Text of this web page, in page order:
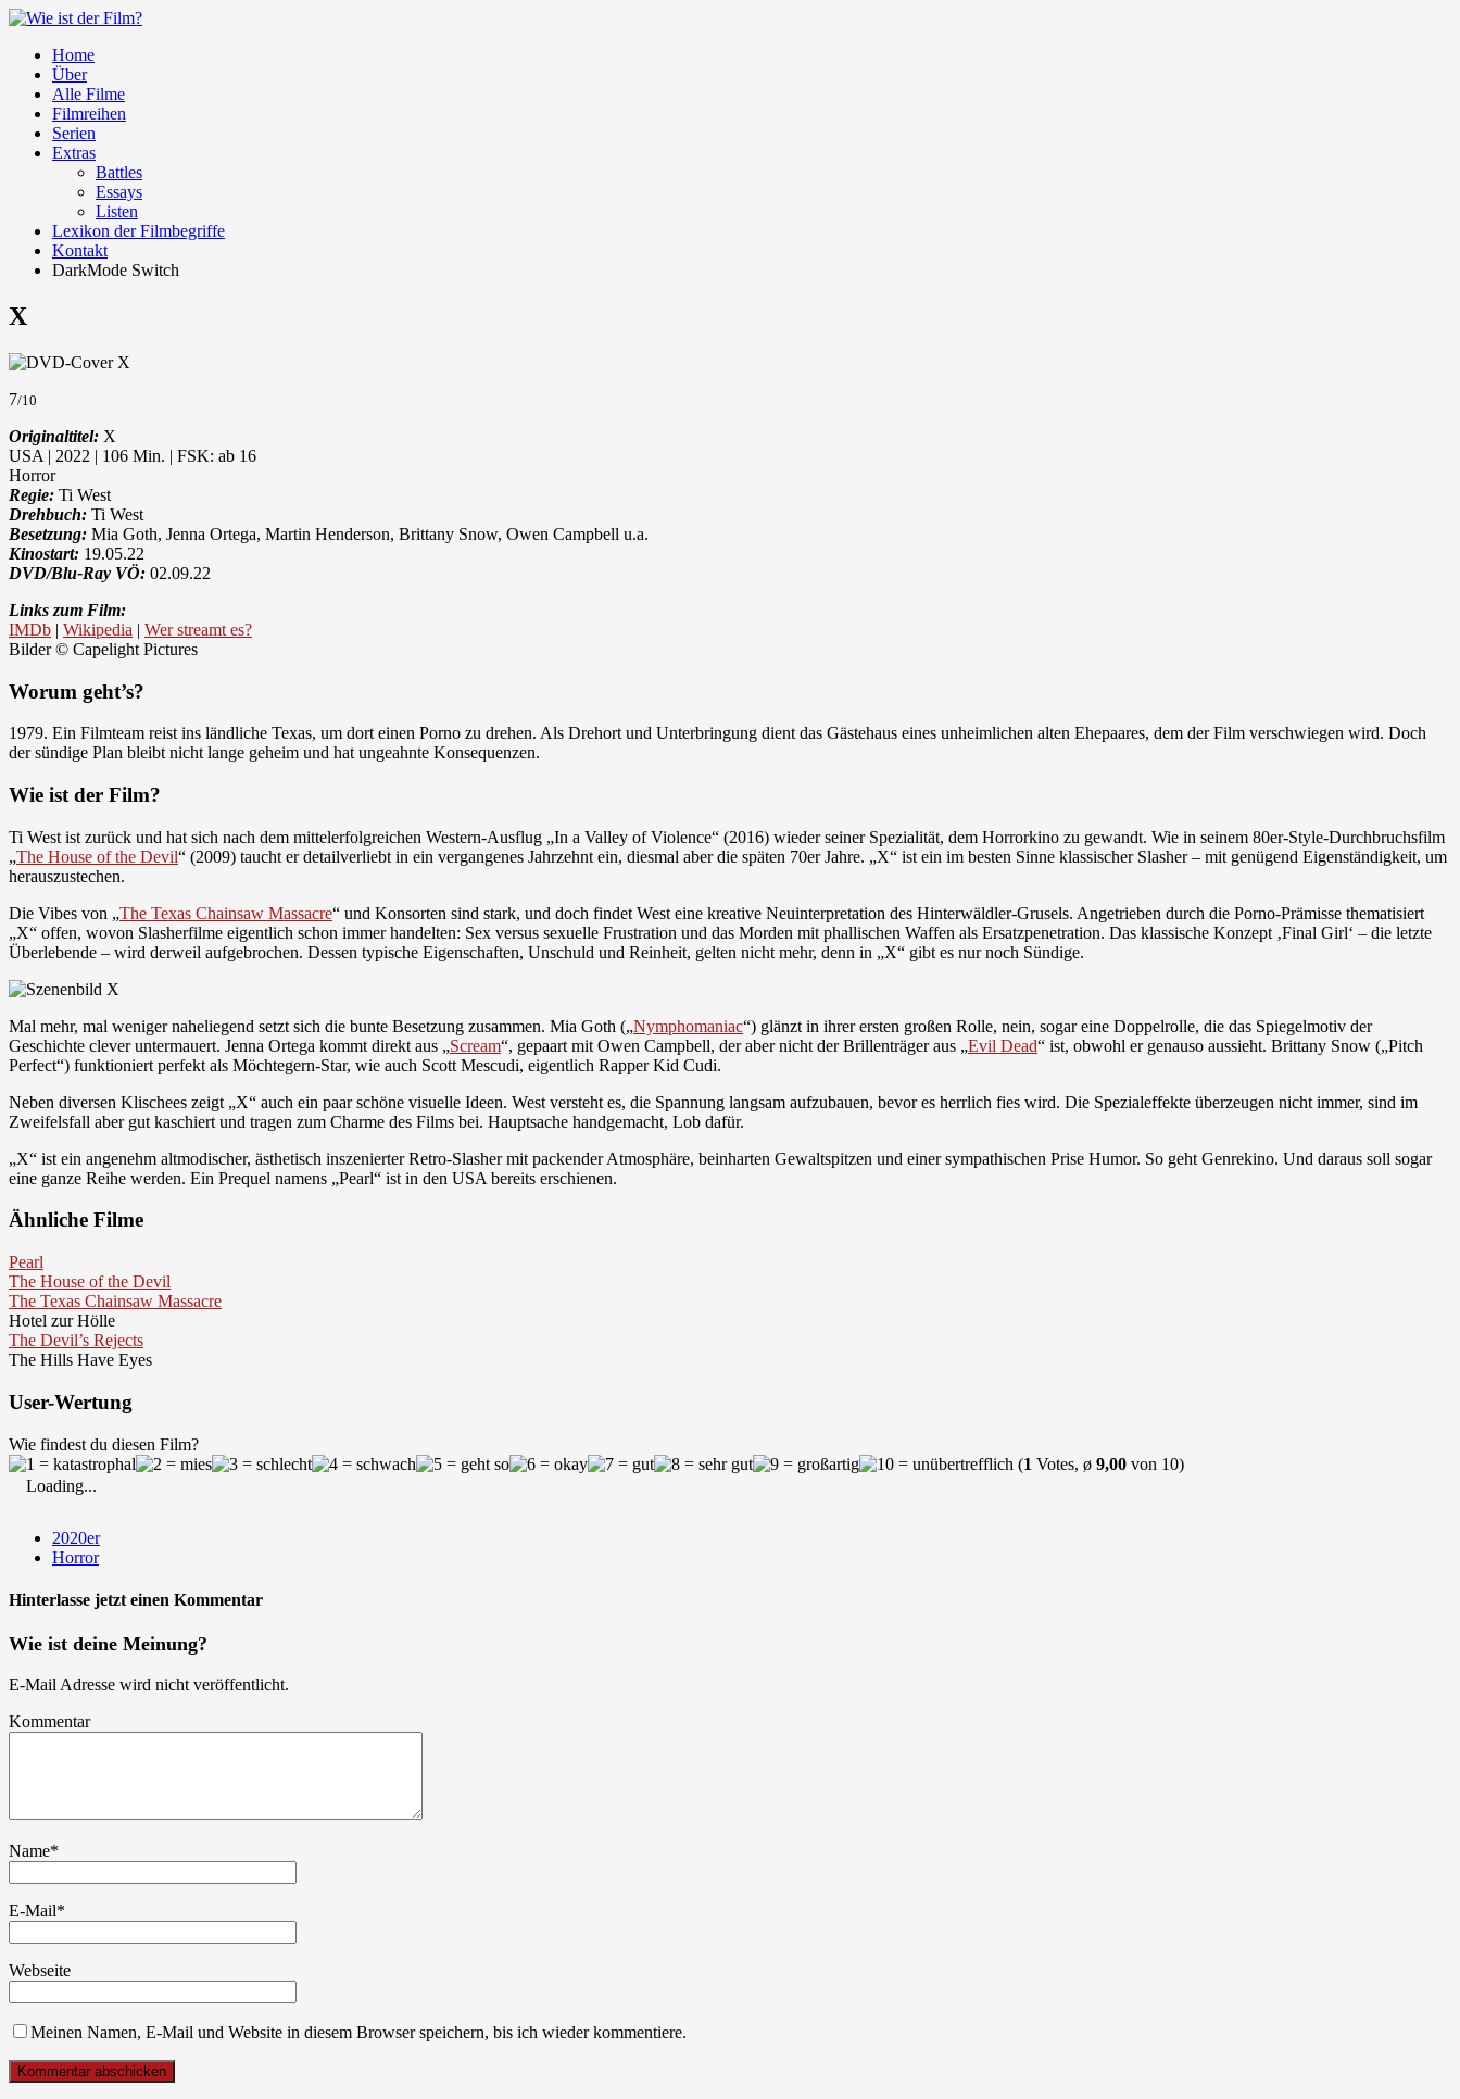
Home
Über
Alle Filme
Filmreihen
Serien
Extras
Battles
Essays
Listen
Lexikon der Filmbegriffe
Kontakt
DarkMode Switch
X
7/10
Originaltitel: X
USA | 2022 | 106 Min. | FSK: ab 16
Horror
Regie: Ti West
Drehbuch: Ti West
Besetzung: Mia Goth, Jenna Ortega, Martin Henderson, Brittany Snow, Owen Campbell u.a.
Kinostart: 19.05.22
DVD/Blu-Ray VÖ: 02.09.22
Links zum Film:
IMDb | Wikipedia | Wer streamt es?
Bilder © Capelight Pictures
Worum geht’s?
1979. Ein Filmteam reist ins ländliche Texas, um dort einen Porno zu drehen. Als Drehort und Unterbringung dient das Gästehaus eines unheimlichen alten Ehepaares, dem der Film verschwiegen wird. Doch
der sündige Plan bleibt nicht lange geheim und hat ungeahnte Konsequenzen.
Wie ist der Film?
Ti West ist zurück und hat sich nach dem mittelerfolgreichen Western-Ausflug „In a Valley of Violence“ (2016) wieder seiner Spezialität, dem Horrorkino zu gewandt. Wie in seinem 80er-Style-Durchbruchsfilm
„The House of the Devil“ (2009) taucht er detailverliebt in ein vergangenes Jahrzehnt ein, diesmal aber die späten 70er Jahre. „X“ ist ein im besten Sinne klassischer Slasher – mit genügend Eigenständigkeit, um
herauszustechen.
Die Vibes von „The Texas Chainsaw Massacre“ und Konsorten sind stark, und doch findet West eine kreative Neuinterpretation des Hinterwäldler-Grusels. Angetrieben durch die Porno-Prämisse thematisiert
„X“ offen, wovon Slasherfilme eigentlich schon immer handelten: Sex versus sexuelle Frustration und das Morden mit phallischen Waffen als Ersatzpenetration. Das klassische Konzept ‚Final Girl‘ – die letzte
Überlebende – wird derweil aufgebrochen. Dessen typische Eigenschaften, Unschuld und Reinheit, gelten nicht mehr, denn in „X“ gibt es nur noch Sündige.
Mal mehr, mal weniger naheliegend setzt sich die bunte Besetzung zusammen. Mia Goth („Nymphomaniac“) glänzt in ihrer ersten großen Rolle, nein, sogar eine Doppelrolle, die das Spiegelmotiv der
Geschichte clever untermauert. Jenna Ortega kommt direkt aus „Scream“, gepaart mit Owen Campbell, der aber nicht der Brillenträger aus „Evil Dead“ ist, obwohl er genauso aussieht. Brittany Snow („Pitch
Perfect“) funktioniert perfekt als Möchtegern-Star, wie auch Scott Mescudi, eigentlich Rapper Kid Cudi.
Neben diversen Klischees zeigt „X“ auch ein paar schöne visuelle Ideen. West versteht es, die Spannung langsam aufzubauen, bevor es herrlich fies wird. Die Spezialeffekte überzeugen nicht immer, sind im
Zweifelsfall aber gut kaschiert und tragen zum Charme des Films bei. Hauptsache handgemacht, Lob dafür.
„X“ ist ein angenehm altmodischer, ästhetisch inszenierter Retro-Slasher mit packender Atmosphäre, beinharten Gewaltspitzen und einer sympathischen Prise Humor. So geht Genrekino. Und daraus soll sogar
eine ganze Reihe werden. Ein Prequel namens „Pearl“ ist in den USA bereits erschienen.
Ähnliche Filme
Pearl
The House of the Devil
The Texas Chainsaw Massacre
Hotel zur Hölle
The Devil’s Rejects
The Hills Have Eyes
User-Wertung
Wie findest du diesen Film?
(1 Votes, ø 9,00 von 10)
Loading...
2020er
Horror
Hinterlasse jetzt einen Kommentar
Wie ist deine Meinung?
E-Mail Adresse wird nicht veröffentlicht.
Kommentar
Name*
E-Mail*
Webseite
Meinen Namen, E-Mail und Website in diesem Browser speichern, bis ich wieder kommentiere.